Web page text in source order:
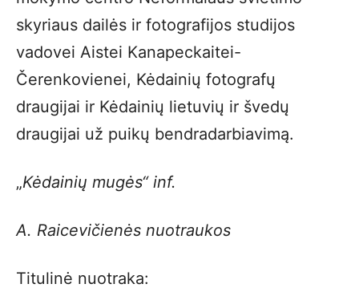
skyriaus dailės ir fotografijos studijos
vadovei Aistei Kanapeckaitei-
Čerenkovienei, Kėdainių fotografų
draugijai ir Kėdainių lietuvių ir švedų
draugijai už puikų bendradarbiavimą.
„Kėdainių mugės“ inf.
A. Raicevičienės nuotraukos
Titulinė nuotraka: